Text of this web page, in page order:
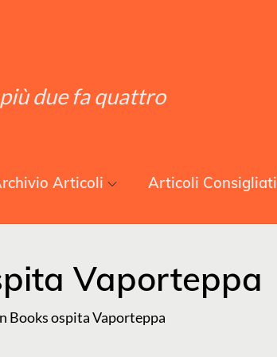
due fa quattro
Articoli Articoli Consigliati
Vaporteppa
Books ospita Vaporteppa